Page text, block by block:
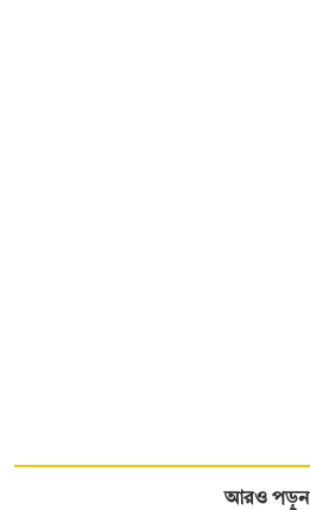
আরও পড়ুন